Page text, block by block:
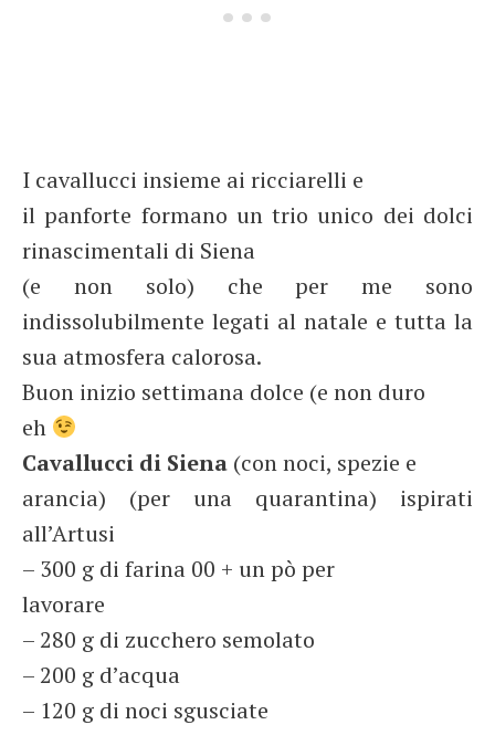
I cavallucci insieme ai ricciarelli e
il panforte formano un trio unico dei dolci
rinascimentali di Siena
(e non solo) che per me sono
indissolubilmente legati al natale e tutta la
sua atmosfera calorosa.
Buon inizio settimana dolce (e non duro
eh
Cavallucci di Siena (con noci, spezie e
arancia) (per una quarantina) ispirati
all’Artusi
– 300 g di farina 00 + un pò per
lavorare
– 280 g di zucchero semolato
– 200 g d’acqua
– 120 g di noci sgusciate